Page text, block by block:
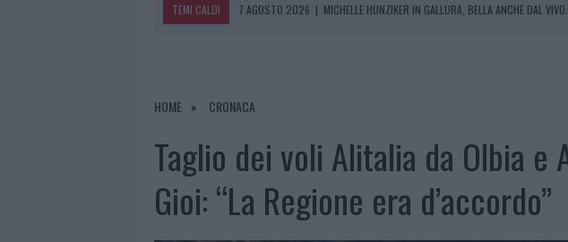
TEMI CALDI 7 AGOSTO 2026 | MICHELLE HUNZIKER IN GALLURA, BELLA ANCHE DAL
7 AGOSTO 2026
|
HOME CRONACA
Taglio dei voli Alitalia da Olbia e
Gioi: “La Regione era d’accordo”